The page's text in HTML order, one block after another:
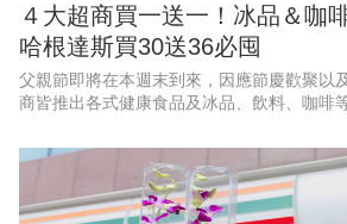
４大超商買一送一！冰品＆咖
哈根達斯買30送36必囤
父親節即將在本週末到來，因應節慶歡聚以
商皆推出各式健康食品及冰品、飲料、咖啡
定芋頭品項買一